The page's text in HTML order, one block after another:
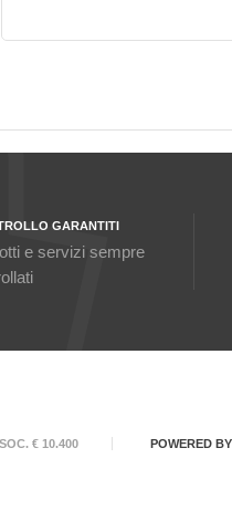
GARANTITI
e servizi sempre
€ 10.400 POWERED